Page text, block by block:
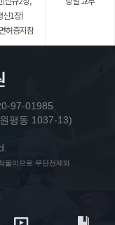
신1장)
허증지참
97-01985
평동 1037-13)
물이므로 무단전제와